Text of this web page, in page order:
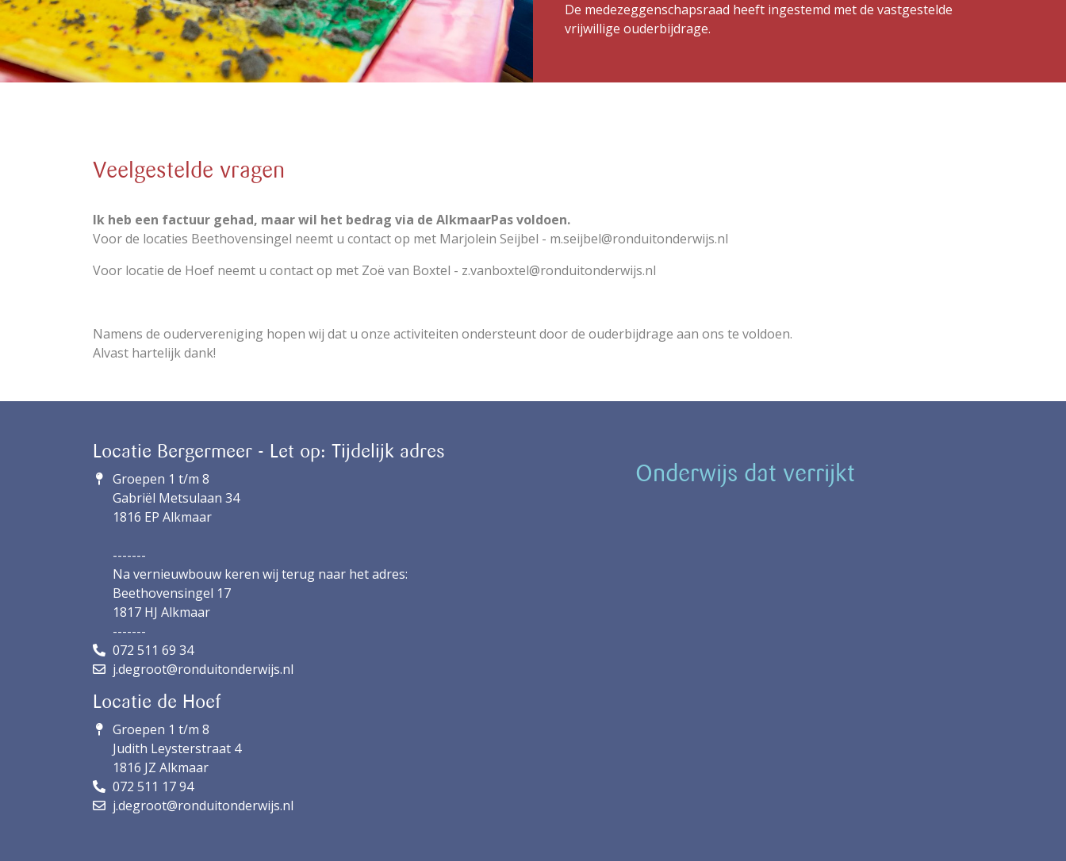
De medezeggenschapsraad heeft ingestemd met de vastgestelde
vrijwillige ouderbijdrage.
Veelgestelde vragen
Ik heb een factuur gehad, maar wil het bedrag via de AlkmaarPas voldoen.
Voor de locaties Beethovensingel neemt u contact op met Marjolein Seijbel - m.seijbel@ronduitonderwijs.nl
Voor locatie de Hoef neemt u contact op met Zoë van Boxtel - z.vanboxtel@ronduitonderwijs.nl
Namens de oudervereniging hopen wij dat u onze activiteiten ondersteunt door de ouderbijdrage aan ons te voldoen.
Alvast hartelijk dank!
Locatie Bergermeer - Let op: Tijdelijk adres
Groepen 1 t/m 8
Gabriël Metsulaan 34
1816 EP Alkmaar
-------
Na vernieuwbouw keren wij terug naar het adres:
Beethovensingel 17
1817 HJ Alkmaar
-------
072 511 69 34
j.degroot@ronduitonderwijs.nl
Locatie de Hoef
Groepen 1 t/m 8
Judith Leysterstraat 4
1816 JZ Alkmaar
072 511 17 94
j.degroot@ronduitonderwijs.nl
Onderwijs dat verrijkt